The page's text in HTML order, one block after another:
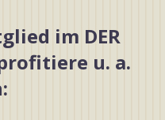
im DER
u. a.